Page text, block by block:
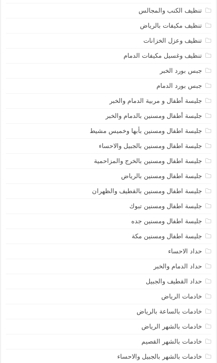
تنظيف الكنب والمجالس
تنظيف مكيفات بالرياض
تنظيف وعزل الخزانات
تنظيف وغسيل مكيفات الدمام
جبس بورد الخبر
جبس بورد الدمام
جليسة أطفال و مربية الدمام والخبر
جليسة أطفال ومسنين بالدمام والخبر
جليسة اطفال ومسنين بأبها وخميس مشيط
جليسة اطفال ومسنين بالجبيل والاحساء
جليسة اطفال ومسنين بالخرج والمزاحمية
جليسة اطفال ومسنين بالرياض
جليسة اطفال ومسنين بالقطيف والظهران
جليسة اطفال ومسنين تبوك
جليسة اطفال ومسنين جده
جليسة اطفال ومسنين مكة
حداد الاحساء
حداد الدمام والخبر
حداد القطيف والجبيل
خادمات الرياض
خادمات بالساعة بالرياض
خادمات بالشهر الرياض
خادمات بالشهر القصيم
خادمات بالشهر بالجبيل والاحساء